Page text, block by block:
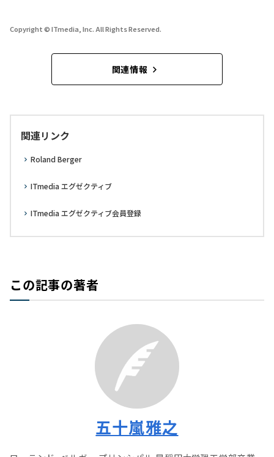
Copyright © ITmedia, Inc. All Rights Reserved.
関連情報
関連リンク
Roland Berger
ITmedia エグゼクティブ
ITmedia エグゼクティブ会員登録
この記事の著者
五十嵐雅之